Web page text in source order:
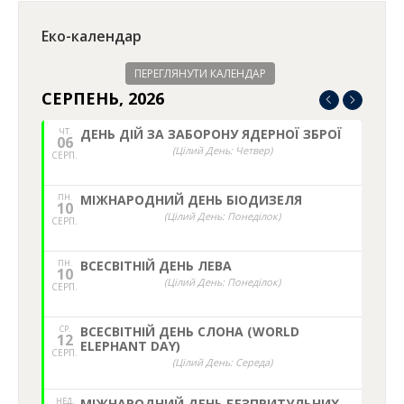
Еко-календар
ПЕРЕГЛЯНУТИ КАЛЕНДАР
СЕРПЕНЬ, 2026
ЧТ.
06
СЕРП.
ДЕНЬ ДІЙ ЗА ЗАБОРОНУ ЯДЕРНОЇ ЗБРОЇ
(Цілий День: Четвер)
ПН.
10
СЕРП.
МІЖНАРОДНИЙ ДЕНЬ БІОДИЗЕЛЯ
(Цілий День: Понеділок)
ПН.
10
СЕРП.
ВСЕСВІТНІЙ ДЕНЬ ЛЕВА
(Цілий День: Понеділок)
СР.
12
СЕРП.
ВСЕСВІТНІЙ ДЕНЬ СЛОНА (WORLD
ELEPHANT DAY)
(Цілий День: Середа)
НЕД,